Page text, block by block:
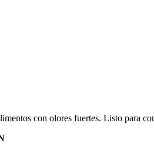
con olores fuertes. Listo para